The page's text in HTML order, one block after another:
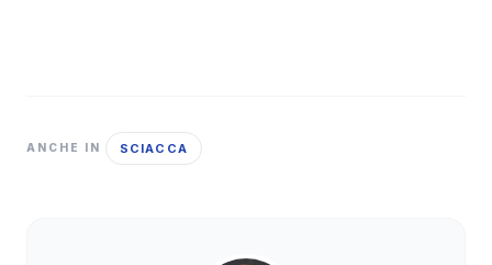
ANCHE IN SCIACCA